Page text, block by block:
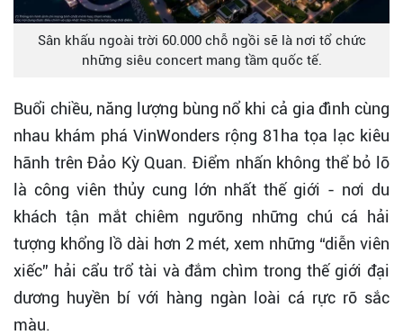
Sân khấu ngoài trời 60.000 chỗ ngồi sẽ là nơi tổ chức
những siêu concert mang tầm quốc tế.
Buổi chiều, năng lượng bùng nổ khi cả gia đình cùng
nhau khám phá VinWonders rộng 81ha tọa lạc kiêu
hãnh trên Đảo Kỳ Quan. Điểm nhấn không thể bỏ lỡ
là công viên thủy cung lớn nhất thế giới - nơi du
khách tận mắt chiêm ngưỡng những chú cá hải
tượng khổng lồ dài hơn 2 mét, xem những “diễn viên
xiếc” hải cẩu trổ tài và đắm chìm trong thế giới đại
dương huyền bí với hàng ngàn loài cá rực rỡ sắc
màu.